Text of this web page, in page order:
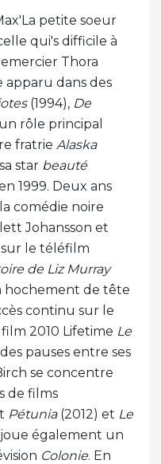
petite soeur
qui's difficile à
Thora
apparu dans des
(1994), De
rôle principal
fratrie Alaska
star beauté
1999. Deux ans
comédie noire
Johansson et
le téléfilm
de Liz Murray
hochement de tête
continu sur le
2010 Lifetime Le
pauses entre ses
se concentre
de films
Pétunia(2012) et Le
également un
Colonie. En